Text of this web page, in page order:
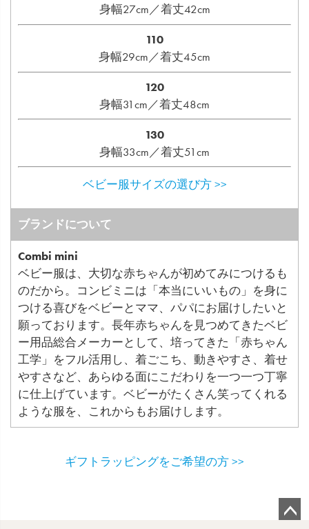
身幅27cm／着丈42cm
110
身幅29cm／着丈45cm
120
身幅31cm／着丈48cm
130
身幅33cm／着丈51cm
ベビー服サイズの選び方 >>
ブランドについて
Combi mini
ベビー服は、大切な赤ちゃんが初めてみにつけるも
のだから。コンビミニは「本当にいいもの」を身に
つける喜びをベビーとママ、パパにお届けしたいと
願っております。長年赤ちゃんを見つめてきたベビ
ー用品総合メーカーとして、培ってきた「赤ちゃん
工学」をフル活用し、着ごこち、動きやすさ、着せ
やすさなど、あらゆる面にこだわりを一つ一つ丁寧
に仕上げています。ベビーがたくさん笑ってくれる
ような服を、これからもお届けします。
ギフトラッピングをご希望の方 >>